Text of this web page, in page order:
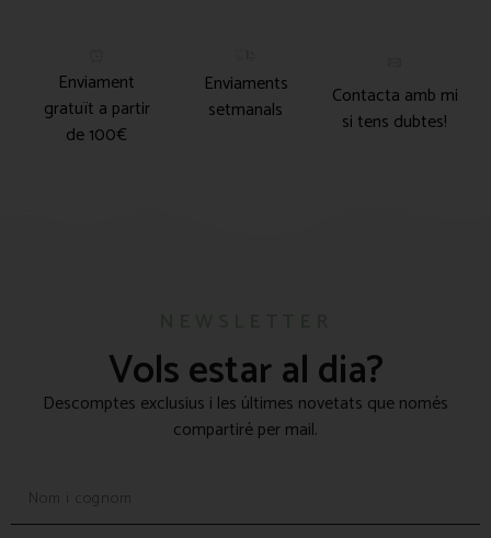
Enviament
gratuït a partir
de 100€
Enviaments
setmanals
Contacta amb mi
si tens dubtes!
Vols estar al dia?
Descomptes exclusius i les últimes novetats que només
compartiré per mail.